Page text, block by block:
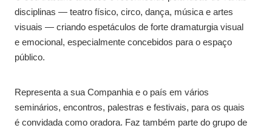
disciplinas — teatro físico, circo, dança, música e artes
visuais — criando espetáculos de forte dramaturgia visual
e emocional, especialmente concebidos para o espaço
público.
Representa a sua Companhia e o país em vários
seminários, encontros, palestras e festivais, para os quais
é convidada como oradora.​ Faz também parte do grupo de